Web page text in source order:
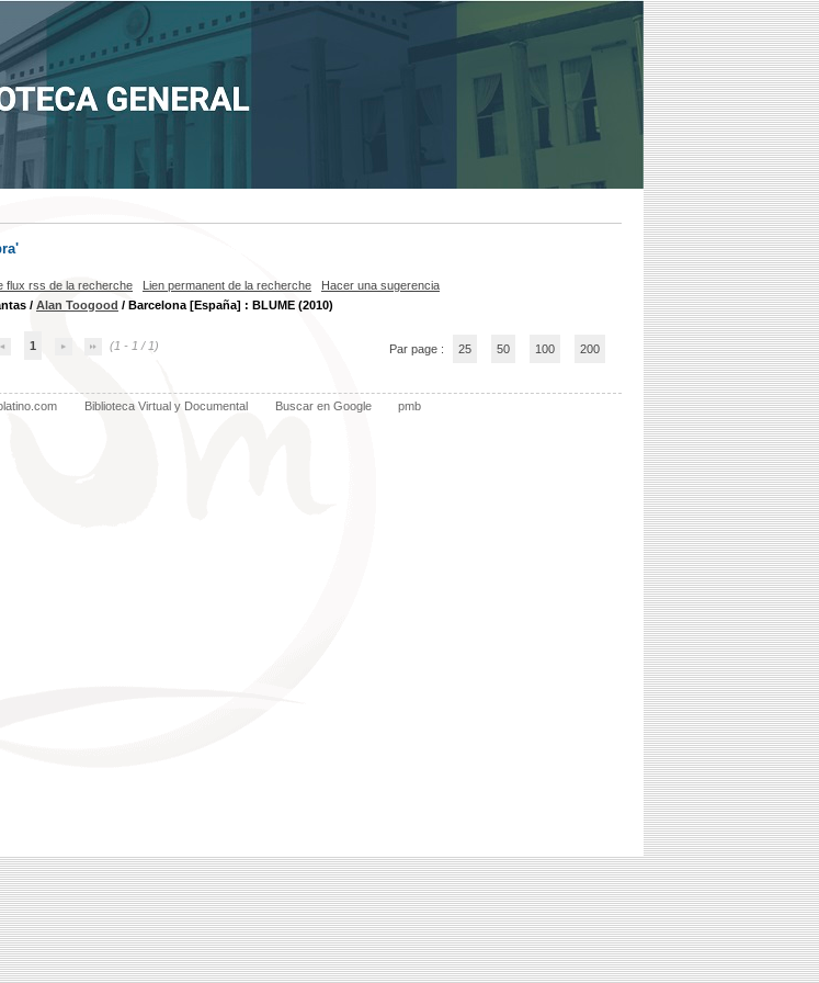
flux rss de la recherche Lien permanent de la recherche
Hacer una sugerencia
/ Alan Toogood / Barcelona [España] : BLUME (2010)
1 (1 - 1 / 1) Par page : 25 50 100 200
Biblioteca Virtual y Documental Buscar en Google pmb